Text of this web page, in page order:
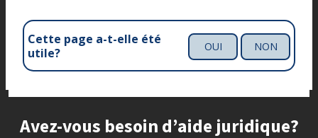
Cette page a-t-elle été
utile?
OUI NON
Site footer
Avez-vous besoin d’aide juridique?